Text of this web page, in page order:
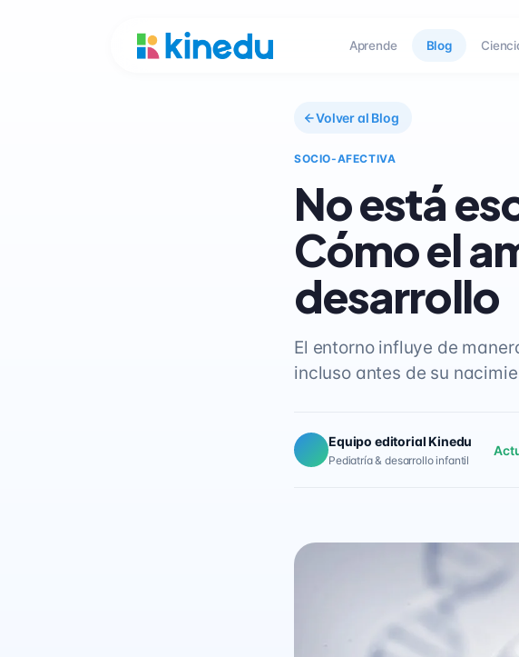
Aprende Blog
Volver al Blog
SOCIO-AFECTIVA
No está
Cómo el
desarrollo
El entorno influye de
incluso antes de su
Equipo editorial Kinedu
Pediatría & desarrollo infantil